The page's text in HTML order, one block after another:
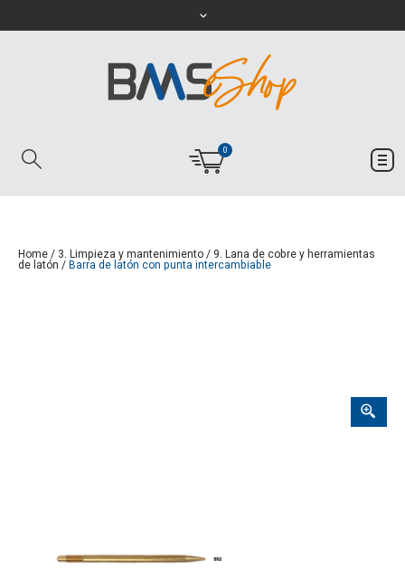
0
Home/ 3. Limpieza y mantenimiento/ 9. Lana de cobre y herramientas
de latón /Barra de latón con punta intercambiable